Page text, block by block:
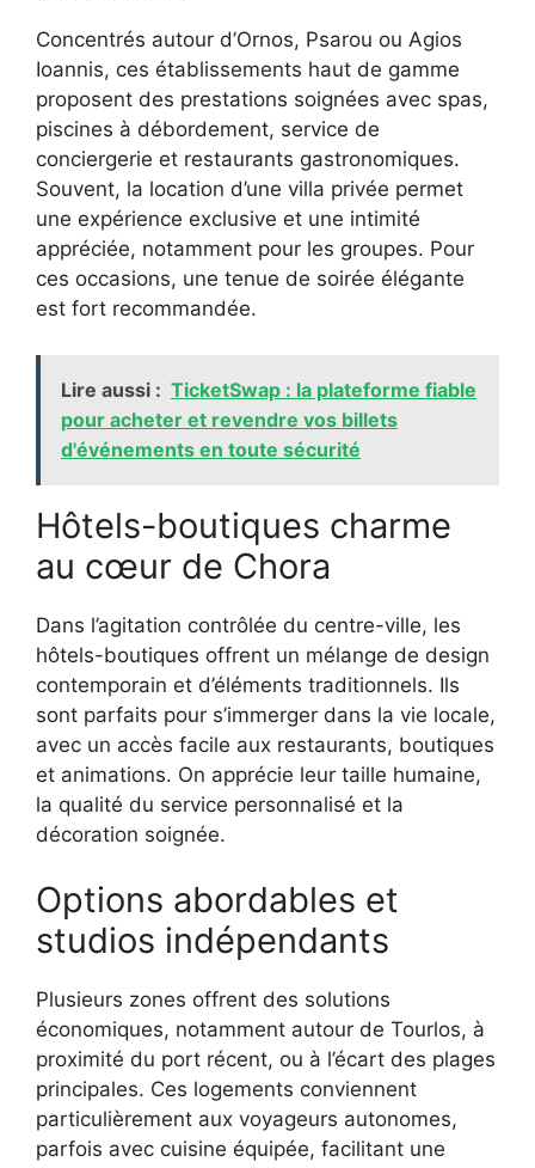
Concentrés autour d’Ornos, Psarou ou Agios
Ioannis, ces établissements haut de gamme
proposent des prestations soignées avec spas,
piscines à débordement, service de
conciergerie et restaurants gastronomiques.
Souvent, la location d’une villa privée permet
une expérience exclusive et une intimité
appréciée, notamment pour les groupes. Pour
ces occasions, une tenue de soirée élégante
est fort recommandée.
Lire aussi : TicketSwap : la plateforme fiable
pour acheter et revendre vos billets
d'événements en toute sécurité
Hôtels-boutiques charme
au cœur de Chora
Dans l’agitation contrôlée du centre-ville, les
hôtels-boutiques offrent un mélange de design
contemporain et d’éléments traditionnels. Ils
sont parfaits pour s’immerger dans la vie locale,
avec un accès facile aux restaurants, boutiques
et animations. On apprécie leur taille humaine,
la qualité du service personnalisé et la
décoration soignée.
Options abordables et
studios indépendants
Plusieurs zones offrent des solutions
économiques, notamment autour de Tourlos, à
proximité du port récent, ou à l’écart des plages
principales. Ces logements conviennent
particulièrement aux voyageurs autonomes,
parfois avec cuisine équipée, facilitant une